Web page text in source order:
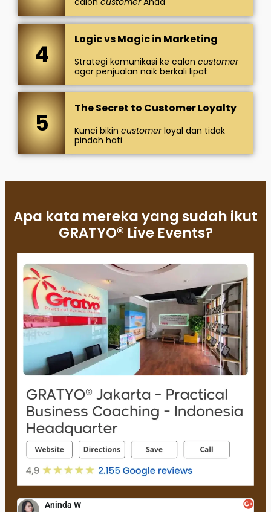
4
Logic vs Magic in Marketing
Strategi komunikasi ke caloncustomer
agar penjualan naik berkali lipat
5
The Secret to Customer Loyalty
Kunci bikincustomerloyal dan tidak
pindah hati
Apa kata mereka yang sudah ikut
GRATYO® Live Events?
Aninda W